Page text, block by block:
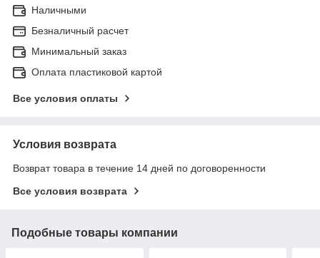
Наличными
Безналичный расчет
Минимальный заказ
Оплата пластиковой картой
Все условия оплаты
Условия возврата
Возврат товара в течение 14 дней по договоренности
Все условия возврата
Подобные товары компании